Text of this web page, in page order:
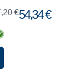
€54,34 €